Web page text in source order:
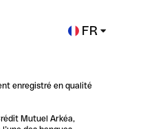
FR
enregistré en qualité
Mutuel Arkéa,